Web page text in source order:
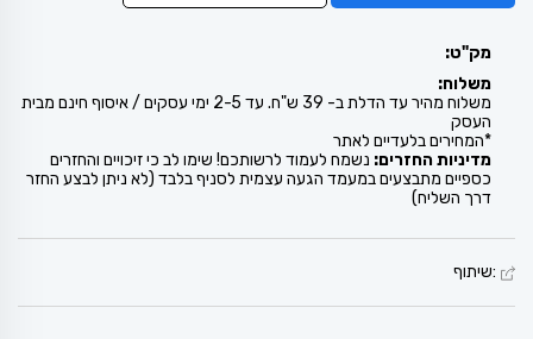
מק"ט:
משלוח:
משלוח מהיר עד הדלת ב- 39 ש"ח. עד 2-5 ימי עסקים / איסוף חינם מבית
העסק
*המחירים בלעדיים לאתר
מדיניות החזרים: נשמח לעמוד לרשותכם! שימו לב כי זיכויים והחזרים
כספיים מתבצעים במעמד הגעה עצמית לסניף בלבד (לא ניתן לבצע החזר
דרך השליח)
:שיתוף